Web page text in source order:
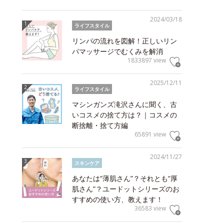
2024/03/18
ライフスタイル
リンパの流れを図解！正しいリン
パマッサージでむくみを解消
1833897 view
2025/12/11
ライフスタイル
マシンガンズ滝沢さんに聞く、古
いコスメの捨て方は？｜コスメの
断捨離・捨て方編
65891 view
2024/11/27
スキンケア
あなたは“薄肌さん”？それとも“厚
肌さん”？ユードットシリーズのお
すすめの使い方、教えます！
36583 view